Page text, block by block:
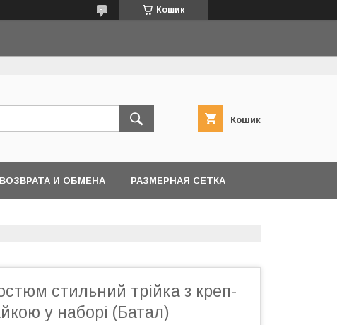
Кошик
Кошик
И ОБМЕНА РАЗМЕРНАЯ СЕТКА
стильний трійка з креп-
у наборі (Батал)